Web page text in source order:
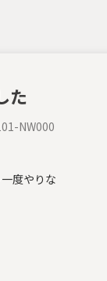
た
NW000
度やりな